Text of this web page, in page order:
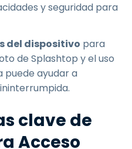
y seguridad para
del dispositivo para
de Splashtop y el uso
ayudar a
clave de
Acceso